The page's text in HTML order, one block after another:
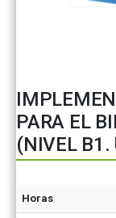
PARA EL
(NIVEL B1.
Horas